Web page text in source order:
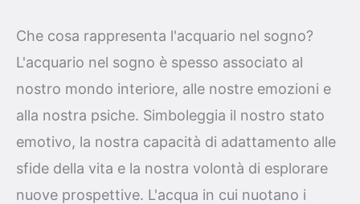
Che cosa rappresenta l'acquario nel sogno?
L'acquario nel sogno è spesso associato al
nostro mondo interiore, alle nostre emozioni e
alla nostra psiche. Simboleggia il nostro stato
emotivo, la nostra capacità di adattamento alle
sfide della vita e la nostra volontà di esplorare
nuove prospettive. L'acqua in cui nuotano i